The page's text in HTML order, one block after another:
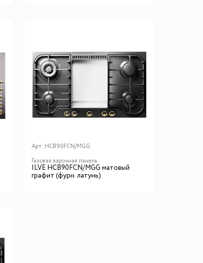
Арт: HCB90FCN/MGG
Газовая варочная панель
ILVE HCB90FCN/MGG матовый
графит (фурн. латунь)